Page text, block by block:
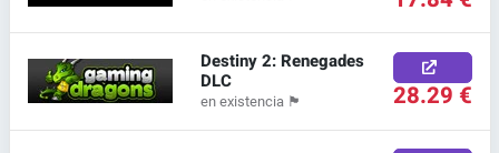
Destiny 2: Renegades
DLC
en existencia 🏴 28.29 €